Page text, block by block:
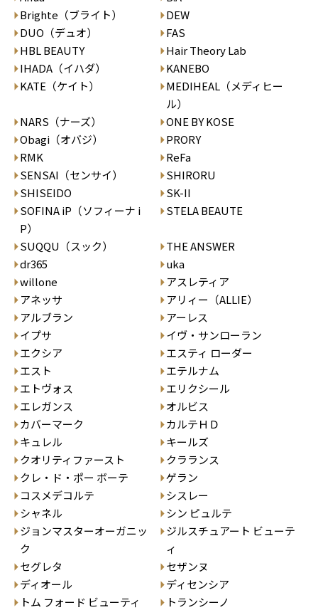
Brighte（ブライト）
DEW
DUO（デュオ）
FAS
HBL BEAUTY
Hair Theory Lab
IHADA（イハダ）
KANEBO
KATE（ケイト）
MEDIHEAL（メディヒー
ル）
NARS（ナーズ）
ONE BY KOSE
Obagi（オバジ）
PRORY
RMK
ReFa
SENSAI（センサイ）
SHIRORU
SHISEIDO
SK-II
SOFINA iP（ソフィーナ i
P）
STELA BEAUTE
SUQQU（スック）
THE ANSWER
dr365
uka
willone
アスレティア
アネッサ
アリィー（ALLIE）
アルブラン
アーレス
イプサ
イヴ・サンローラン
エクシア
エスティ ローダー
エスト
エテルナム
エトヴォス
エリクシール
エレガンス
オルビス
カバーマーク
カルテＨＤ
キュレル
キールズ
クオリティファースト
クラランス
クレ・ド・ポー ボーテ
ゲラン
コスメデコルテ
シスレー
シャネル
シン ピュルテ
ジョンマスターオーガニッ
ク
ジルスチュアート ビューテ
ィ
セグレタ
セザンヌ
ディオール
ディセンシア
トム フォード ビューティ
トランシーノ